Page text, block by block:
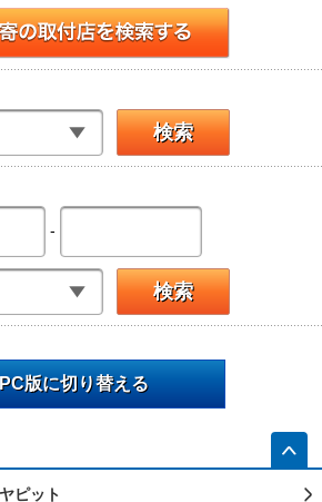
-
PC版に切り替える
ピット